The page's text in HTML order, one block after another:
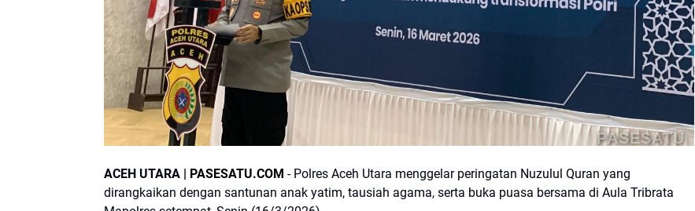
PASESATU
ACEH UTARA | PASESATU.COM - Polres Aceh Utara menggelar peringatan Nuzulul Quran yang
dirangkaikan dengan santunan anak yatim, tausiah agama, serta buka puasa bersama di Aula Tribrata